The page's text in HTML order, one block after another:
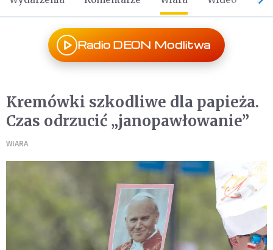
Radio DEON Modlitwa
Kremówki szkodliwe dla papieża.
Czas odrzucić „janopawłowanie”
WIARA